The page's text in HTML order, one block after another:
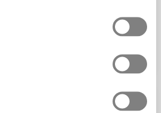
de l’énergie soutient des
projets qui permettent de…